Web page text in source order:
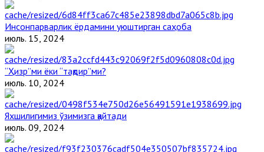
Инсонпарварлик ёрдамини уюштирган саҳоба
июль. 15, 2024
“Ҳизр”ми ёки “тақдир”ми?
июль. 10, 2024
Яхшилигимиз ўзимизга қайтади
июль. 09, 2024